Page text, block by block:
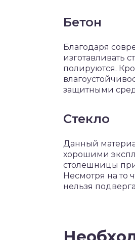
Бетон
Благодаря
изготавливать
полируются.
защитными
Стекло
Данный
хорошими
столешницы
Несмотря на то
нельзя